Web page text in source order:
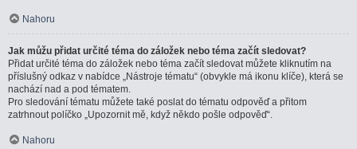
Nahoru
Jak můžu přidat určité téma do záložek nebo téma začít sledovat?
Přidat určité téma do záložek nebo téma začít sledovat můžete kliknutím na
příslušný odkaz v nabídce „Nástroje tématu“ (obvykle má ikonu klíče), která se
nachází nad a pod tématem.
Pro sledování tématu můžete také poslat do tématu odpověď a přitom
zatrhnout políčko „Upozornit mě, když někdo pošle odpověď“.
Nahoru